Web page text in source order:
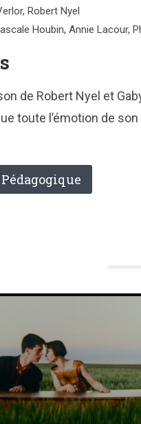
Robert Nyel
Houbin, Annie Lacour,
de Robert Nyel et
toute l’émotion de